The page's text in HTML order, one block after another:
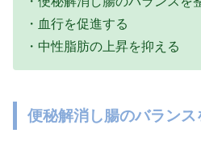
・血行を促進する
・中性脂肪の上昇を抑える
便秘解消し腸のバランス